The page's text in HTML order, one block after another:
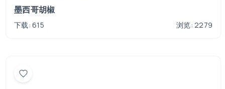
墨西哥胡椒
下载: 615 浏览: 2279